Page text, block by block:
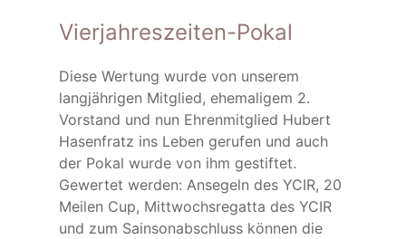
Vierjahreszeiten-Pokal
Diese Wertung wurde von unserem
langjährigen Mitglied, ehemaligem 2.
Vorstand und nun Ehrenmitglied Hubert
Hasenfratz ins Leben gerufen und auch
der Pokal wurde von ihm gestiftet.
Gewertet werden: Ansegeln des YCIR, 20
Meilen Cup, Mittwochsregatta des YCIR
und zum Sainsonabschluss können die